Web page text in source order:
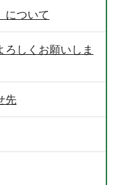
について
しくお願いしま
先